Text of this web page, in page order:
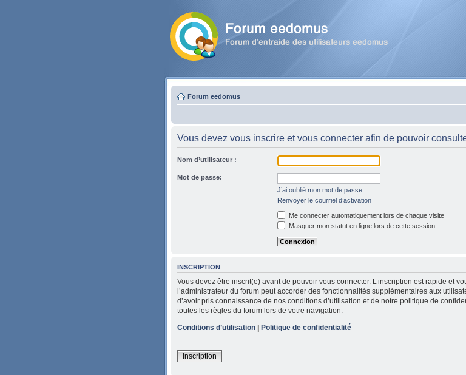
Forum eedomus
Vous devez vous inscrire et vous connecter afin de pouvoir
Nom d’utilisateur :
Mot de passe:
J’ai oublié mon mot de passe
Renvoyer le courriel d’activation
Me connecter automatiquement lors de chaque visite
Masquer mon statut en ligne lors de cette session
INSCRIPTION
Vous devez être inscrit(e) avant de pouvoir vous connecter. L’inscription est rapide et
l’administrateur du forum peut accorder des fonctionnalités supplémentaires aux
d’avoir pris connaissance de nos conditions d’utilisation et de notre politique de
toutes les règles du forum lors de votre navigation.
Conditions d’utilisation | Politique de confidentialité
Inscription